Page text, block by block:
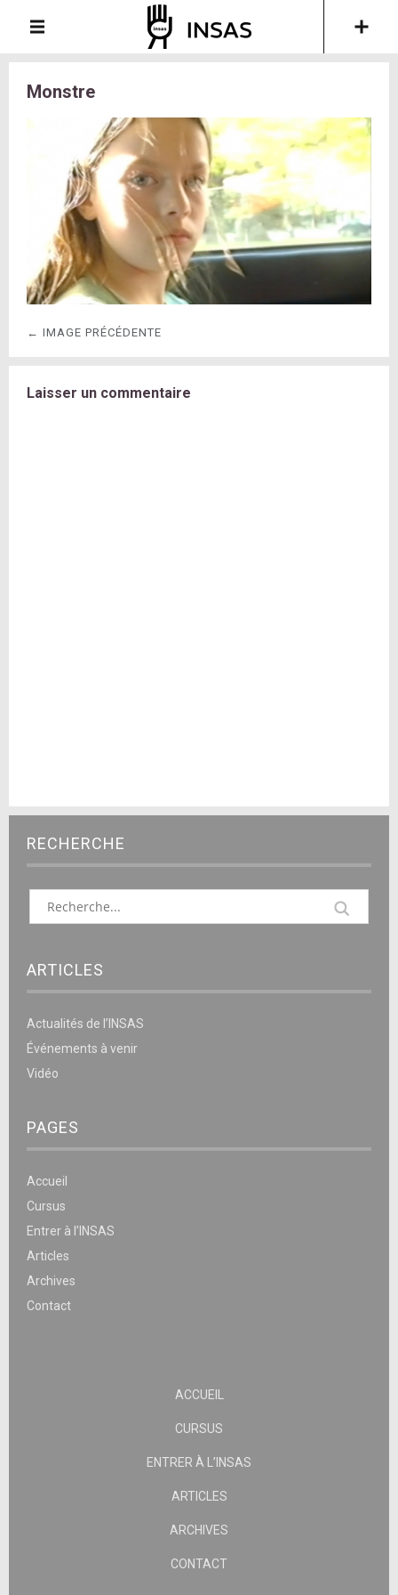
Monstre
← IMAGE PRÉCÉDENTE
Laisser un commentaire
RECHERCHE
ARTICLES
Actualités de l’INSAS
Événements à venir
Vidéo
PAGES
Accueil
Cursus
Entrer à l’INSAS
Articles
Archives
Contact
ACCUEIL
CURSUS
ENTRER À L’INSAS
ARTICLES
ARCHIVES
CONTACT